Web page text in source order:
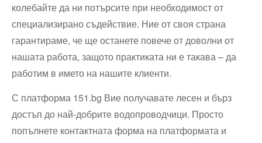
колебайте да ни потърсите при необходимост от
специализирано съдействие. Ние от своя страна
гарантираме, че ще останете повече от доволни от
нашата работа, защото практиката ни е такава – да
работим в името на нашите клиенти.
С платформа 151.bg Вие получавате лесен и бърз
достъп до най-добрите водопроводчици. Просто
попълнете контактната форма на платформата и